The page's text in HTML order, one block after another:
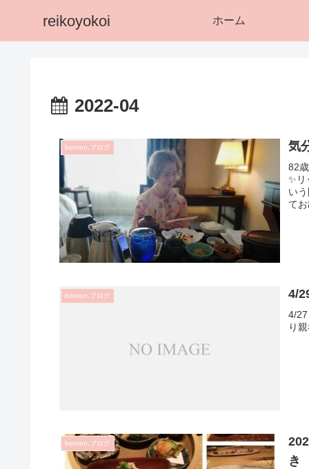
reikoyokoi ホーム
2022-04
bonton.ブログ 気
82
✨
い
て
bonton.ブログ 4/
4/
り
bonton.ブログ
き